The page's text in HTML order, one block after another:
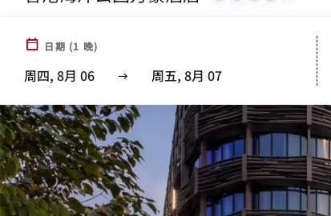
日期 (1 晚)
周四, 8月 06 周五, 8月 07